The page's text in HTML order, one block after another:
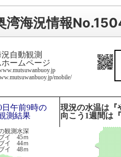
湾海況情報
自動観測
ームページ
mobile/
日午前9時の
測結果
現況の水温は『
向こう1週間は
観測水深
イ 45ｍ
イ 44ｍ
イ 48ｍ